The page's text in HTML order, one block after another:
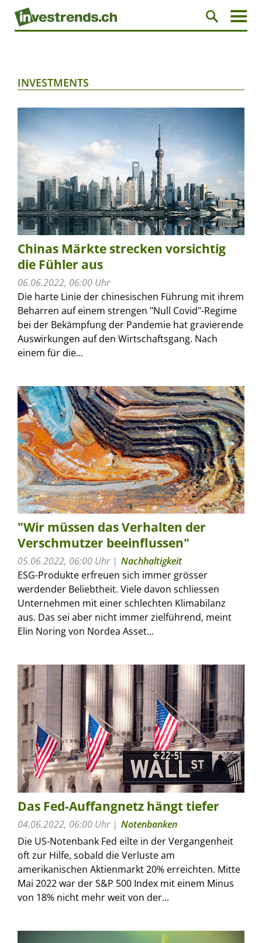
INVESTMENTS
Chinas Märkte strecken vorsichtig
die Fühler aus
06.06.2022, 06:00 Uhr
Die harte Linie der chinesischen Führung mit ihrem
Beharren auf einem strengen "Null Covid"-Regime
bei der Bekämpfung der Pandemie hat gravierende
Auswirkungen auf den Wirtschaftsgang. Nach
einem für die...
"Wir müssen das Verhalten der
Verschmutzer beeinflussen"
05.06.2022, 06:00 Uhr
Nachhaltigkeit
ESG-Produkte erfreuen sich immer grösser
werdender Beliebtheit. Viele davon schliessen
Unternehmen mit einer schlechten Klimabilanz
aus. Das sei aber nicht immer zielführend, meint
Elin Noring von Nordea Asset...
Das Fed-Auffangnetz hängt tiefer
04.06.2022, 06:00 Uhr
Notenbanken
Die US-Notenbank Fed eilte in der Vergangenheit
oft zur Hilfe, sobald die Verluste am
amerikanischen Aktienmarkt 20% erreichten. Mitte
Mai 2022 war der S&P 500 Index mit einem Minus
von 18% nicht mehr weit von der...